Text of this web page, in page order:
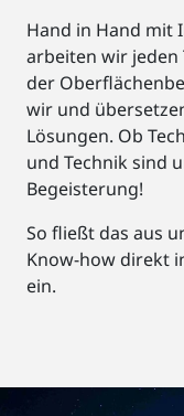
Hand in Hand mit
arbeiten wir jeden
der
wir und
Lösungen. Ob
und Technik sind
Begeisterung!
So fließt das aus
Know-how direkt
ein.